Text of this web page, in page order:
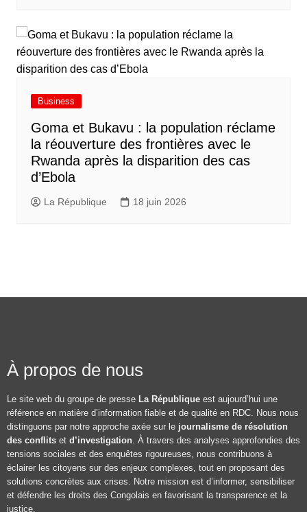
Business
Goma et Bukavu : la population réclame
la réouverture des frontières avec le
Rwanda après la disparition des cas
d’Ebola
La République 18 juin 2026
À propos de nous
Le site web du groupe de presse La République est aujourd’hui une
référence en matière d’information fiable et de qualité en RDC. Nous nous
distinguons par notre approche axée sur le journalisme de résolution
des conflits et d’investigation. À travers des analyses approfondies des
tensions sociales et des enquêtes rigoureuses, nous contribuons à
éclairer les citoyens sur des enjeux complexes, tout en proposant des
solutions concrètes aux crises. Notre mission est d’informer, sensibiliser
et défendre les droits des Congolais en favorisant la transparence et la
justice.